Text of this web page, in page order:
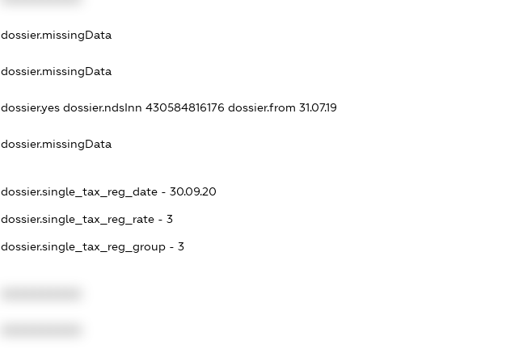
dossier.missingData
dossier.missingData
dossier.yesdossier.ndsInn 430584816176dossier.from 31.07.19
dossier.missingData
dossier.single_tax_reg_date - 30.09.20
dossier.single_tax_reg_rate - 3
dossier.single_tax_reg_group - 3